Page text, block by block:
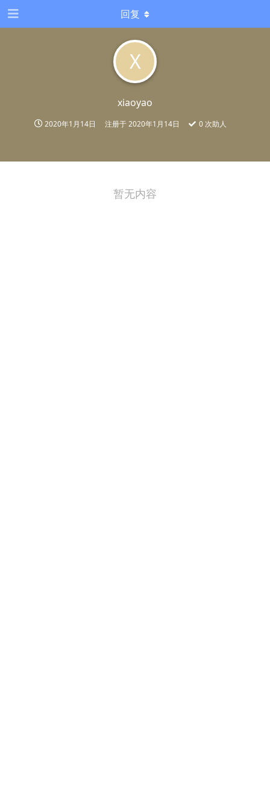
X
xiaoyao
2020年1月14日 注册于2020年1月14日 0 次助人
回复
暂无内容